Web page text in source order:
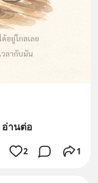
อ่านต่อ
2 1